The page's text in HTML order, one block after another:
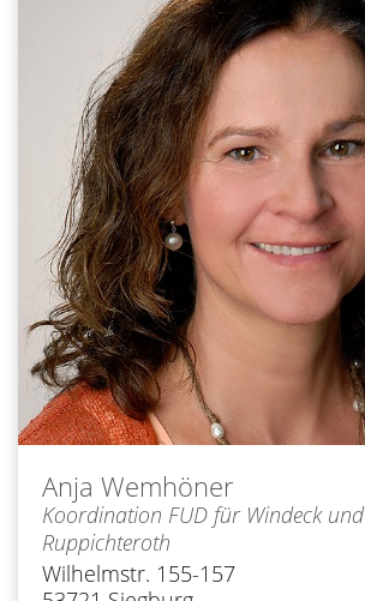
Anja Wemhöner
Koordination FUD für Windeck und
Ruppichteroth
Wilhelmstr. 155-157